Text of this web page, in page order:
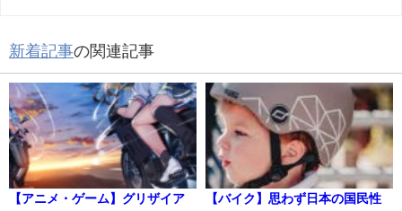
新着記事の関連記事
【アニメ・ゲーム】グリザイア
【バイク】思わず日本の国民性